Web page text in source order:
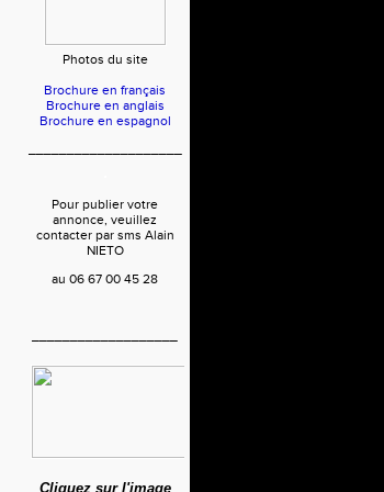
Photos du site
Brochure en français
Brochure en anglais
Brochure en espagnol
Pour publier votre
annonce, veuillez
contacter par sms Alain
NIETO
au 06 67 00 45 28
Cliquez sur l'image